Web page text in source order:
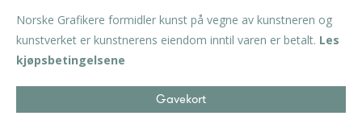
Norske Grafikere formidler kunst på vegne av kunstneren og
kunstverket er kunstnerens eiendom inntil varen er betalt. Les
kjøpsbetingelsene
Gavekort